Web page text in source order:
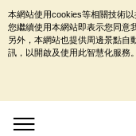
本網站使用cookies等相關技術
您繼續使用本網站即表示您同意
另外，本網站也提供周邊景點自
訊，以開啟及使用此智慧化服務。